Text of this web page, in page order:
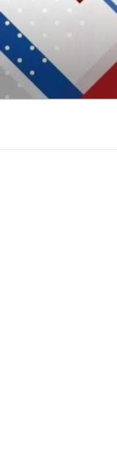
Aller
au
contenu
principal